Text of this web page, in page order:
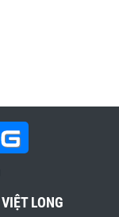
VIỆT LONG